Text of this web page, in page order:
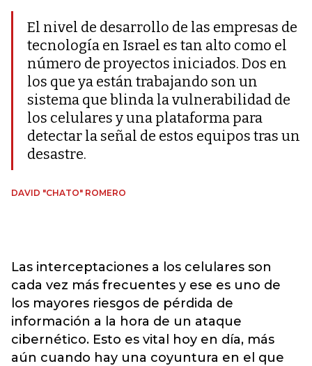
El nivel de desarrollo de las empresas de
tecnología en Israel es tan alto como el
número de proyectos iniciados. Dos en
los que ya están trabajando son un
sistema que blinda la vulnerabilidad de
los celulares y una plataforma para
detectar la señal de estos equipos tras un
desastre.
DAVID "CHATO" ROMERO
Las interceptaciones a los celulares son
cada vez más frecuentes y ese es uno de
los mayores riesgos de pérdida de
información a la hora de un ataque
cibernético. Esto es vital hoy en día, más
aún cuando hay una coyuntura en el que